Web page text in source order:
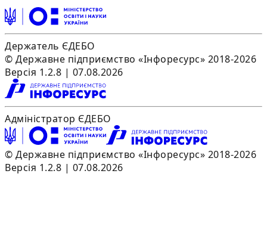
Держатель ЄДЕБО
© Державне підприємство «Інфоресурс» 2018-2026
Версія 1.2.8 | 07.08.2026
Адміністратор ЄДЕБО
© Державне підприємство «Інфоресурс» 2018-2026
Версія 1.2.8 | 07.08.2026